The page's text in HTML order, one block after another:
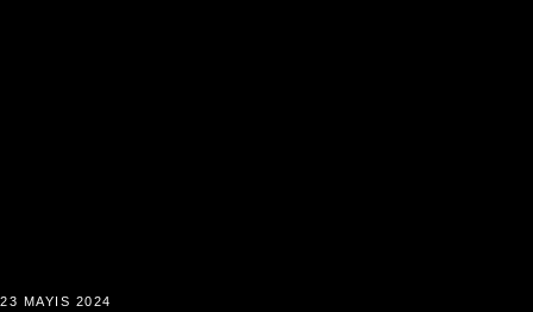
23 MAYIS 2024